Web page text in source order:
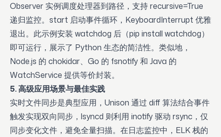
Observer 实例调度处理器到路径，支持 recursive=True
递归监控。start 启动事件循环，KeyboardInterrupt 优雅
退出。此示例安装 watchdog 后（pip install watchdog）
即可运行，展示了 Python 生态的简洁性。类似地，
Node.js 的 chokidar、Go 的 fsnotify 和 Java 的
WatchService 提供等价封装。
5. 高级应用场景与最佳实践
实时文件同步是典型应用，Unison 通过 diff 算法结合事件
触发实现双向同步，lsyncd 则利用 inotify 驱动 rsync，仅
同步变化文件，避免全量扫描。在日志监控中，ELK 栈的